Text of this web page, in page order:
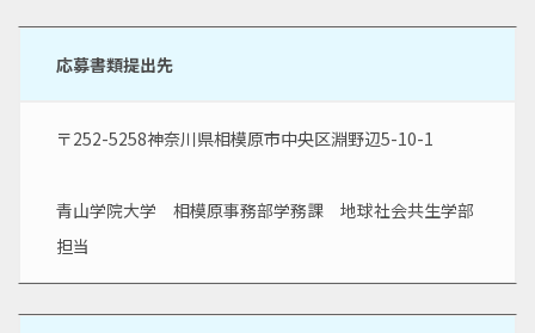
応募書類提出先
〒252-5258神奈川県相模原市中央区淵野辺5-10-1
青山学院大学　相模原事務部学務課　地球社会共生学部
担当